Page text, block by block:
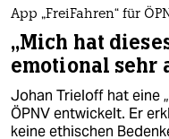
App „FreiFahren“ für
„Mich hat
emotional sehr
Johan Trieloff hat eine
ÖPNV entwickelt. Er
keine ethischen